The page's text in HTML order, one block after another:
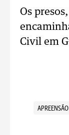
Os
Civil em
APREENSÃO